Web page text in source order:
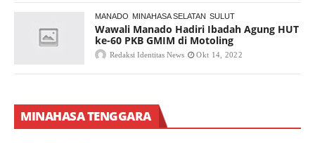
MANADO MINAHASA SELATAN SULUT
Wawali Manado Hadiri Ibadah Agung HUT
ke-60 PKB GMIM di Motoling
Redaksi Identitas News Okt 14, 2022
MINAHASA TENGGARA